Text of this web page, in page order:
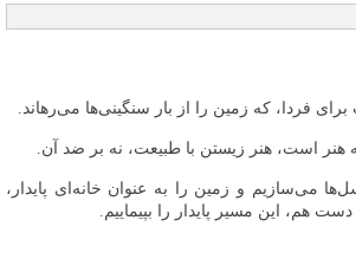
فردا، که زمین را از بار سنگینی‌ها می‌رهاند.
هنر است، هنر زیستن با طبیعت، نه بر ضد آن.
می‌سازیم و زمین را به عنوان خانه‌ای پایدار،
هم، این مسیر پایدار را بپیماییم.